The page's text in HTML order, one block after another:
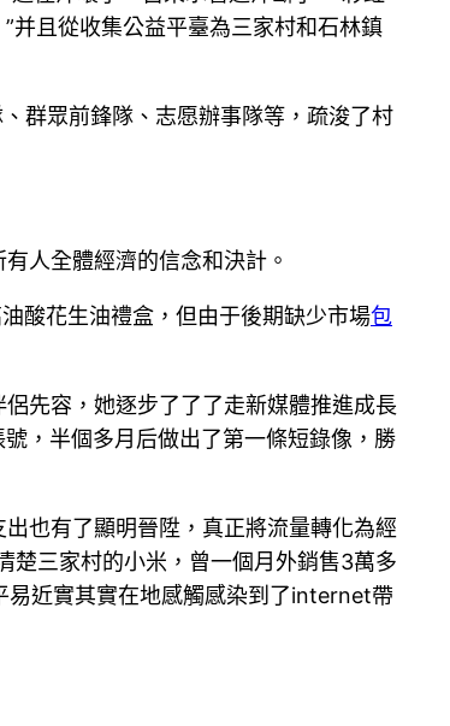
并且從收集公益平臺為三家村和石林鎮
群眾前鋒隊、志愿辦事隊等，疏浚了村
人全體經濟的信念和決計。
酸花生油禮盒，但由于後期缺少市場包
先容，她逐步了了了走新媒體推進成長
，半個多月后做出了第一條短錄像，勝
也有了顯明晉陞，真正將流量轉化為經
楚三家村的小米，曾一個月外銷售3萬多
易近實其實在地感觸感染到了internet帶